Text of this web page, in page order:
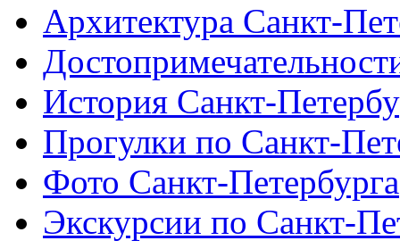
Архитектура Санкт-
История Санкт-
Прогулки по Санкт-
Фото Санкт-Петербурга
Экскурсии по Санкт-